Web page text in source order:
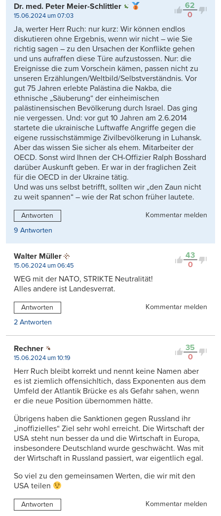
62
0
Dr. med. Peter Meier-Schlittler
15.06.2024 um 07:03
Ja, werter Herr Ruch: nur kurz: Wir können endlos
diskutieren ohne Ergebnis, wenn wir nicht – wie Sie
richtig sagen – zu den Ursachen der Konflikte gehen
und uns aufraffen diese Türe aufzustossen. Nur: die
Ereignisse die zum Vorschein kämen, passen nicht zu
unseren Erzählungen/Weltbild/Selbstverständnis. Vor
gut 75 Jahren erlebte Palästina die Nakba, die
ethnische „Säuberung“ der einheimischen
palästinensischen Bevölkerung durch Israel. Das ging
nie vergessen. Und: vor gut 10 Jahren am 2.6.2014
startete die ukrainische Luftwaffe Angriffe gegen die
eigene russischstämmige Zivilbevölkerung in Luhansk.
Aber das wissen Sie sicher als ehem. Mitarbeiter der
OECD. Sonst wird Ihnen der CH-Offizier Ralph Bosshard
darüber Auskunft geben. Er war in der fraglichen Zeit
für die OECD in der Ukraine tätig.
Und was uns selbst betrifft, sollten wir „den Zaun nicht
zu weit spannen“ – wie der Rat schon früher lautete.
Antworten
Kommentar melden
9 Antworten
43
0
Walter Müller
15.06.2024 um 06:45
WEG mit der NATO, STRIKTE Neutralität!
Alles andere ist Landesverrat.
Antworten
Kommentar melden
2 Antworten
35
0
Rechner
15.06.2024 um 10:19
Herr Ruch bleibt korrekt und nennt keine Namen aber
es ist ziemlich offensichltich, dass Exponenten aus dem
Umfeld der Atlantik Brücke es als Gefahr sahen, wenn
er die neue Position übernommen hätte.
Übrigens haben die Sanktionen gegen Russland ihr
„inoffizielles“ Ziel sehr wohl erreicht. Die Wirtschaft der
USA steht nun besser da und die Wirtschaft in Europa,
insbesondere Deutschland wurde geschwächt. Was mit
der Wirtschaft in Russland passiert, war eigentlich egal.
So viel zu den gemeinsamen Werten, die wir mit den
USA teilen
Antworten Kommentar melden